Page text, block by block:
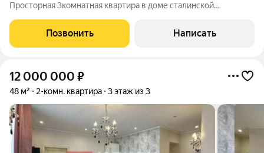
Просторная 3комнатная квартира в доме сталинской
жилая 52 м, кухня 7 м. Комнаты изолированные (24.4., 12.2.,
15,3., кв.м.), лоджия 7 кв.м.,
Позвонить Написать
12 000 000 ₽
48 м² 2-комн. квартира 3 этаж из 3